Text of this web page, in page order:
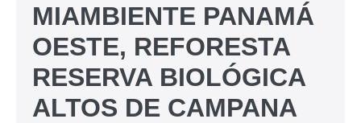
MIAMBIENTE PANAMÁ
OESTE, REFORESTA
RESERVA BIOLÓGICA
ALTOS DE CAMPANA